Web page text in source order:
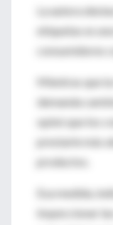
La autora
etiquetas es
consumidores
Mientras que
demanda
opinó que los
prestarle más
productos.
Esa medida,
inspeccionar